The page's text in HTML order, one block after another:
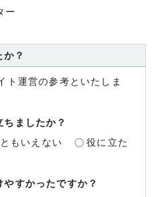
ー
？
ト運営の参考といたしま
ましたか？
もいえない
役に立た
すかったですか？